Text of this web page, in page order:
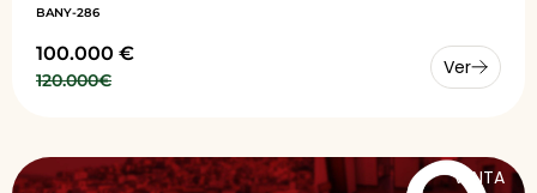
BANY-286
100.000 €
120.000€
Ver
VENTA